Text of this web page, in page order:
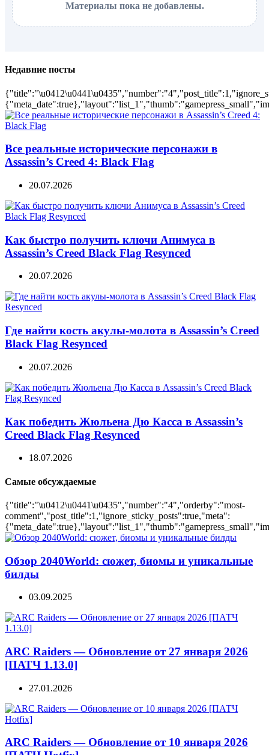
Материалы пока не добавлены.
Недавние посты
Все реальные исторические персонажи в
Assassin’s Creed 4: Black Flag
20.07.2026
Как быстро получить ключи Анимуса в
Assassin’s Creed Black Flag Resynced
20.07.2026
Где найти кость акулы-молота в Assassin’s Creed
Black Flag Resynced
20.07.2026
Как победить Жюльена Дю Касса в Assassin’s
Creed Black Flag Resynced
18.07.2026
Самые обсуждаемые
{"title":"\u0412\u0441\u0435","number":"4","orderby":"most-
comment","post_title":1,"ignore_sticky_posts":true,"meta":
Обзор 2040World: сюжет, биомы и уникальные
билды
03.09.2025
ARC Raiders — Обновление от 27 января 2026
[ПАТЧ 1.13.0]
27.01.2026
ARC Raiders — Обновление от 10 января 2026